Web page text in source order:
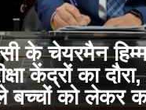
के चेयरमैन
केंद्रों का
बच्चों को लेकर